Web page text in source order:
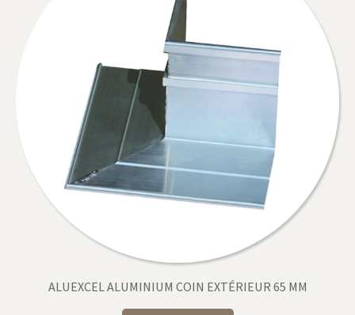
ALUEXCEL ALUMINIUM COIN EXTÉRIEUR 65 MM